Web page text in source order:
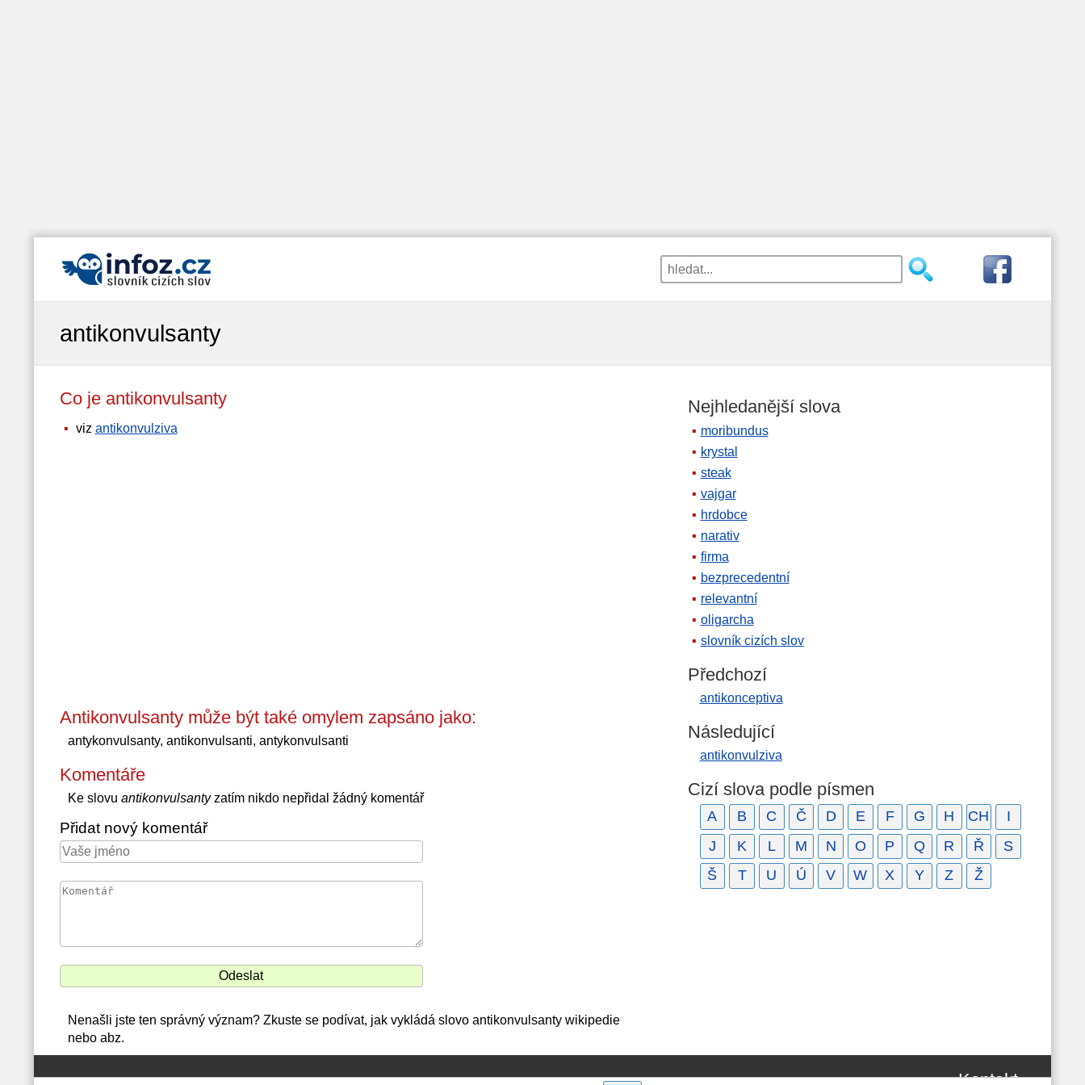
antikonvulsanty
Co je antikonvulsanty
viz antikonvulziva
Antikonvulsanty může být také omylem zapsáno jako:
antykonvulsanty, antikonvulsanti, antykonvulsanti
Komentáře
Ke slovu antikonvulsantyzatím nikdo nepřidal žádný komentář
Přidat nový komentář
Nenašli jste ten správný význam? Zkuste se podívat, jak vykládá slovo antikonvulsanty wikipedie
nebo abz.
Nejhledanější slova
moribundus
krystal
steak
vajgar
hrdobce
narativ
firma
bezprecedentní
relevantní
oligarcha
slovník cizích slov
Předchozí
antikonceptiva
Následující
antikonvulziva
Cizí slova podle písmen
A B C Č D E F G H CH
I
J
K L M N O P Q R Ř
S
Š
T U Ú V W X Y Z Ž
Kontakt